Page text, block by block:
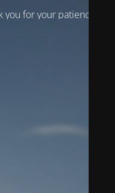
for your patience!